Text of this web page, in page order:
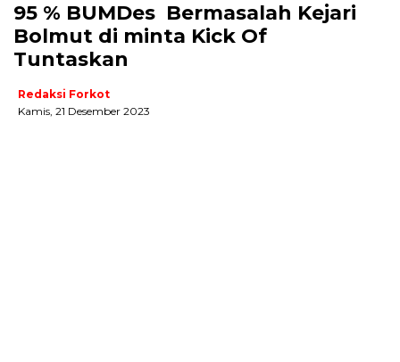
95 % BUMDes Bermasalah Kejari
Bolmut di minta Kick Of
Tuntaskan
Redaksi Forkot
Kamis, 21 Desember 2023